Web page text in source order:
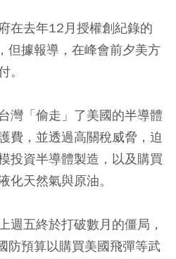
在去年12月授權創紀錄的
但據報導，在峰會前夕美方
。
灣「偷走」了美國的半導體
費，並透過高關稅威脅，迫
投資半導體製造，以及購買
化天然氣與原油。
週五終於打破數月的僵局，
防預算以購買美國飛彈等武